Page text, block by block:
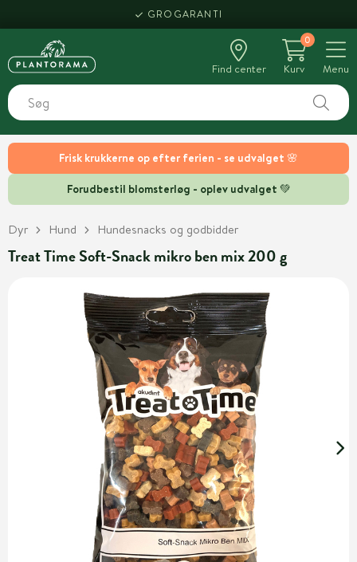
Frisk krukkerne op efter ferien - se udvalget 🌸
Forudbestil blomsterløg - oplev udvalget 💚
GROGARANTI
Find center
0
Kurv
Menu
Dyr Hund Hundesnacks og godbidder
Treat Time Soft-Snack mikro ben mix 200 g